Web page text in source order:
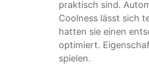
praktisch sind.
Coolness lässt sich
hatten sie einen
optimiert.
spielen.